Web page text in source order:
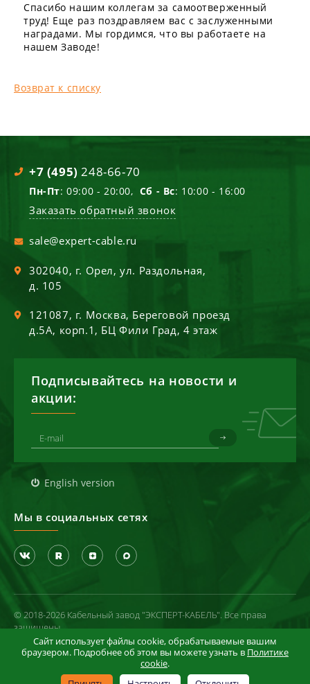
Спасибо нашим коллегам за самоотверженный
труд! Еще раз поздравляем вас с заслуженными
наградами. Мы гордимся, что вы работаете на
нашем Заводе!
Возврат к списку
+7 (495) 248-66-70
Пн-Пт: 09:00 - 20:00, Сб - Вс: 10:00 - 16:00
Заказать обратный звонок
sale@expert-cable.ru
302040, г. Орел,ул. Раздольная,
д. 105
121087, г. Москва, Береговой проезд
д.5А, корп.1, БЦ Фили Град, 4 этаж
Подписывайтесь на новости и
акции:
English version
Мы в социальных сетях
© 2018-2026 Кабельный завод "ЭКСПЕРТ-КАБЕЛЬ". Все права
защищены
Политика конфиденциальности
Условия использования сайта
Сайт использует файлы cookie, обрабатываемые вашим
браузером. Подробнее об этом вы можете узнать в Политике
cookie.